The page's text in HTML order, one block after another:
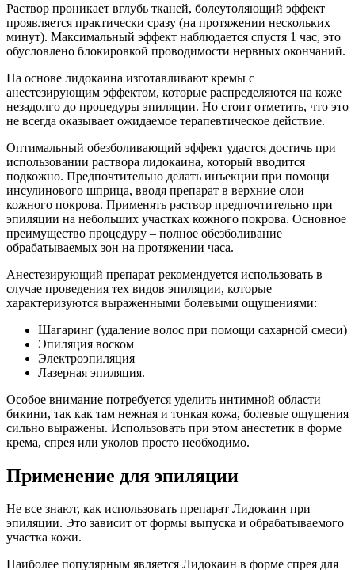
Раствор проникает вглубь тканей, болеутоляющий эффект
проявляется практически сразу (на протяжении нескольких
минут). Максимальный эффект наблюдается спустя 1 час, это
обусловлено блокировкой проводимости нервных окончаний.
На основе лидокаина изготавливают кремы с
анестезирующим эффектом, которые распределяются на коже
незадолго до процедуры эпиляции. Но стоит отметить, что это
не всегда оказывает ожидаемое терапевтическое действие.
Оптимальный обезболивающий эффект удастся достичь при
использовании раствора лидокаина, который вводится
подкожно. Предпочтительно делать инъекции при помощи
инсулинового шприца, вводя препарат в верхние слои
кожного покрова. Применять раствор предпочтительно при
эпиляции на небольших участках кожного покрова. Основное
преимущество процедуру – полное обезболивание
обрабатываемых зон на протяжении часа.
Анестезирующий препарат рекомендуется использовать в
случае проведения тех видов эпиляции, которые
характеризуются выраженными болевыми ощущениями:
Шагаринг (удаление волос при помощи сахарной смеси)
Эпиляция воском
Электроэпиляция
Лазерная эпиляция.
Особое внимание потребуется уделить интимной области –
бикини, так как там нежная и тонкая кожа, болевые ощущения
сильно выражены. Использовать при этом анестетик в форме
крема, спрея или уколов просто необходимо.
Применение для эпиляции
Не все знают, как использовать препарат Лидокаин при
эпиляции. Это зависит от формы выпуска и обрабатываемого
участка кожи.
Наиболее популярным является Лидокаин в форме спрея для